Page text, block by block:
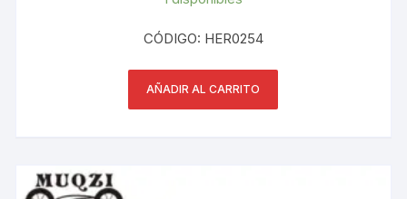
CÓDIGO: HER0254
AÑADIR AL CARRITO